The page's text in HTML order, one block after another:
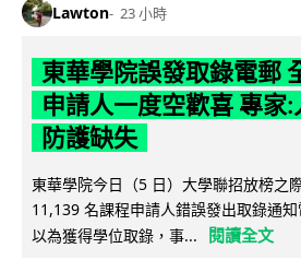
Lawton 23 小時
東華學院誤發取錄電郵
申請人一度空歡喜 專家
防護缺失
東華學院今日（5 日）大學聯招放榜之
11,139 名課程申請人錯誤發出取錄通
以為獲得學位取錄，事...
閱讀全文